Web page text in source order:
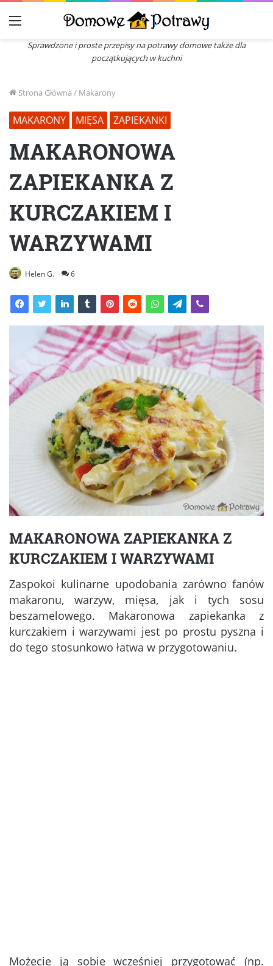
Menu
Sprawdzone i proste przepisy na potrawy domowe także dla
początkujących w kuchni
Strona Główna / Makarony
MAKARONY MIĘSA ZAPIEKANKI
MAKARONOWA
ZAPIEKANKA Z
KURCZAKIEM I
WARZYWAMI
Helen G. 6
MAKARONOWA ZAPIEKANKA Z
KURCZAKIEM I WARZYWAMI
Zaspokoi kulinarne upodobania zarówno fanów
makaronu, warzyw, mięsa, jak i tych sosu
beszamelowego. Makaronowa zapiekanka z
kurczakiem i warzywami jest po prostu pyszna i
do tego stosunkowo łatwa w przygotowaniu.
Możecie ją sobie wcześniej przygotować (np.